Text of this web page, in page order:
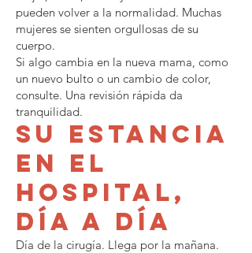
pueden volver a la normalidad. Muchas
mujeres se sienten orgullosas de su
cuerpo.
Si algo cambia en la nueva mama, como
un nuevo bulto o un cambio de color,
consulte. Una revisión rápida da
tranquilidad.
Su estancia
en el
hospital,
día a día
Día de la cirugía. Llega por la mañana.